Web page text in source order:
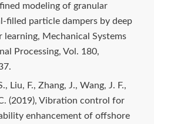
modeling of granular
filled particle dampers by deep
learning, Mechanical Systems
Processing, Vol. 180,
Liu, F., Zhang, J., Wang, J. F.,
(2019), Vibration control for
enhancement of offshore